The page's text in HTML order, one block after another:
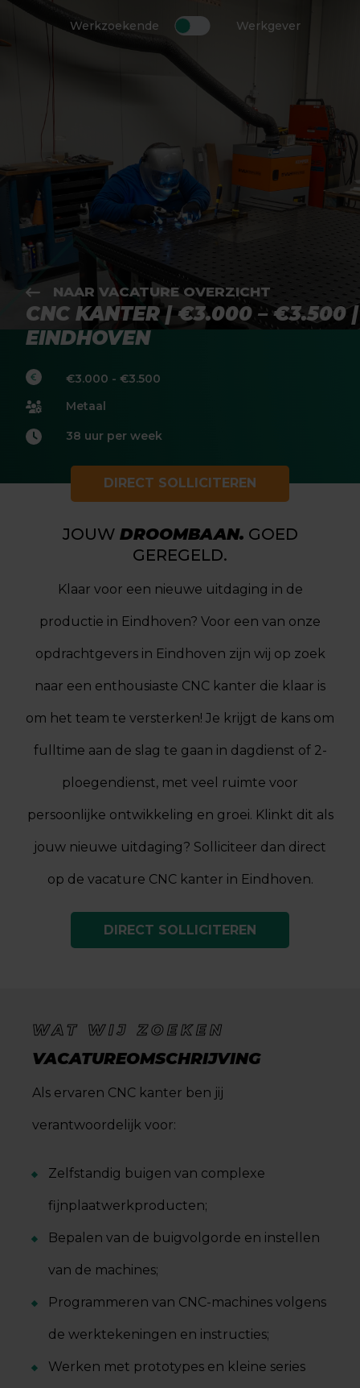
Werkzoekende Werkgever
NAAR VACATURE OVERZICHT
CNC KANTER | €3.000 – €3.500 |
EINDHOVEN
DIRECT SOLLICITEREN
€3.000 - €3.500
Metaal
38 uur per week
JOUW DROOMBAAN. GOED
GEREGELD.
Klaar voor een nieuwe uitdaging in de
productie in Eindhoven? Voor een van onze
opdrachtgevers in Eindhoven zijn wij op zoek
naar een enthousiaste CNC kanter die klaar is
om het team te versterken! Je krijgt de kans om
fulltime aan de slag te gaan in dagdienst of 2-
ploegendienst, met veel ruimte voor
persoonlijke ontwikkeling en groei. Klinkt dit als
jouw nieuwe uitdaging? Solliciteer dan direct
op de vacature CNC kanter in Eindhoven.
DIRECT SOLLICITEREN
WAT WIJ ZOEKEN
VACATUREOMSCHRIJVING
Als ervaren CNC kanter ben jij
verantwoordelijk voor:
Zelfstandig buigen van complexe
fijnplaatwerkproducten;
Bepalen van de buigvolgorde en instellen
van de machines;
Programmeren van CNC-machines volgens
de werktekeningen en instructies;
Werken met prototypes en kleine series